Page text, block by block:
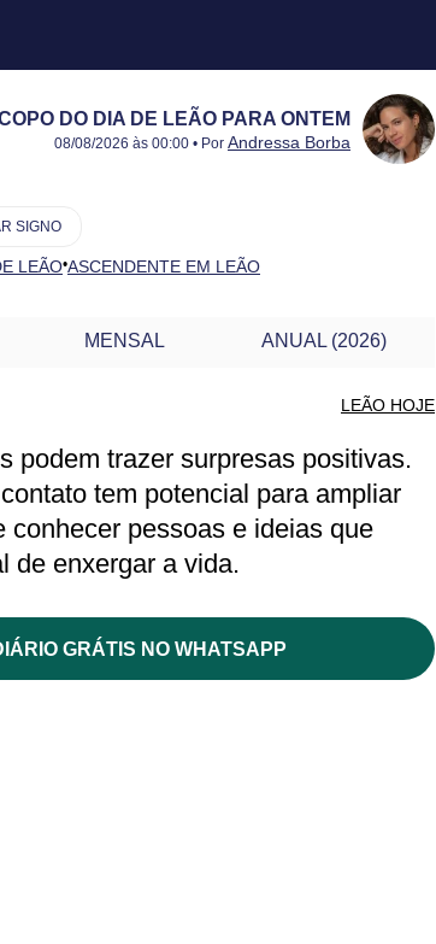
DO DIA DE LEÃO PARA ONTEM
Publicado:
07/08/2026
Atualizado:
07/08/2026
08/08/2026 às 00:00 • Por Andressa Borba
LEÃO•ASCENDENTE EM LEÃO
SIGNO
MENSAL ANUAL (2026)
LEÃO HOJE
PARA ONTEM
podem trazer surpresas positivas.
tem potencial para ampliar
conhecer pessoas e ideias que
de enxergar a vida.
GRÁTIS NO WHATSAPP